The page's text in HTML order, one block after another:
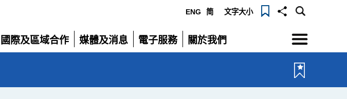
ENG 简 文字大小
國際及區域合作
展
媒體及消息
展
電子服務
展
關於我們
展
選
單